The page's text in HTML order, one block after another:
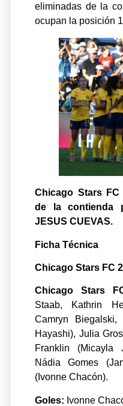
eliminadas de la
ocupan la posición
Chicago Stars FC
de la contienda
JESUS CUEVAS.
Ficha Técnica
Chicago Stars FC 2
Chicago Stars
Staab, Kathrin
Camryn Biegalski,
Hayashi), Julia
Franklin (Micayla
Nádia Gomes
(Ivonne Chacón).
Goles: Ivonne